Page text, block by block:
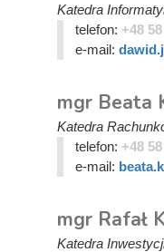
Katedra
telefon: +48
e-mail:
mgr Beata
Katedra
telefon: +48
e-mail:
mgr Rafał
Katedra